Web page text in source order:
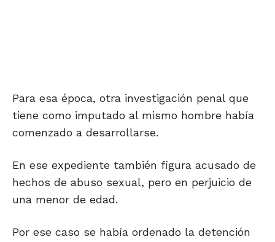
Para esa época, otra investigación penal que
tiene como imputado al mismo hombre había
comenzado a desarrollarse.
En ese expediente también figura acusado de
hechos de abuso sexual, pero en perjuicio de
una menor de edad.
Por ese caso se había ordenado la detención